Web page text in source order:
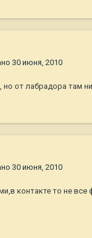
30 июня, 2010
от лабрадора там
30 июня, 2010
контакте то не все